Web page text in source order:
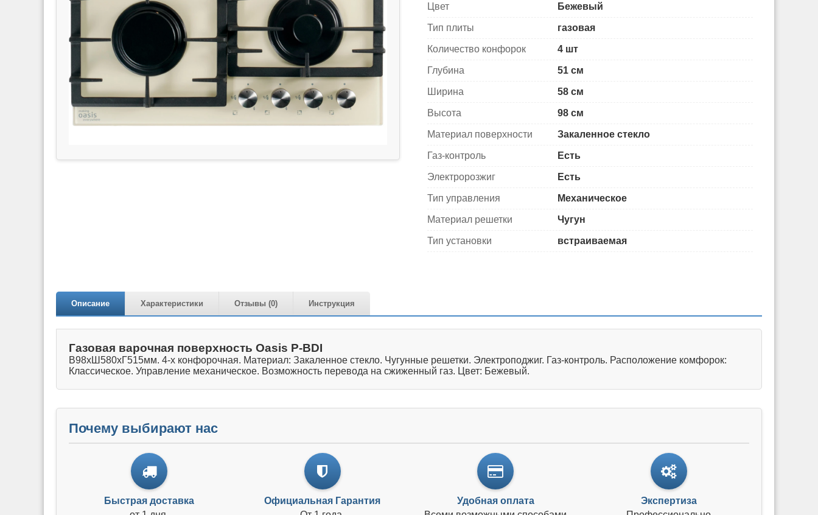
Цвет Бежевый
Тип плиты газовая
Количество конфорок 4 шт
Глубина 51 см
Ширина 58 см
Высота 98 см
Материал поверхности Закаленное стекло
Газ-контроль Есть
Электророзжиг Есть
Тип управления Механическое
Материал решетки Чугун
Тип установки встраиваемая
Описание Характеристики Отзывы (0) Инструкция
Газовая варочная поверхность Oasis P-BDI
В98хШ580xГ515мм. 4-х конфорочная. Материал: Закаленное стекло. Чугунные решетки. Электроподжиг. Газ-контроль. Расположение комфорок:
Классическое. Управление механическое. Возможность перевода на сжиженный газ. Цвет: Бежевый.
Почему выбирают нас
Быстрая доставка
Официальная Гарантия
Удобная оплата
Экспертиза